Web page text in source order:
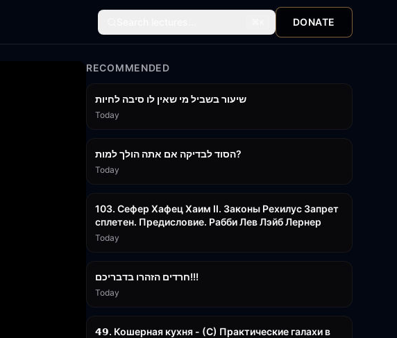
DONATE
RECOMMENDED
שיעור בשביל מי שאין לו סיבה לחיות
Today
הסוד לבדיקה אם אתה הולך למות?
Today
103. Сефер Хафец Хаим II. Законы Рехилус Запрет
сплетен. Предисловие. Рабби Лев Лэйб Лернер
Today
חרדים הזהרו בדבריכם!!!
Today
𝟰𝟵. Кошерная кухня - (С) Практические галахи в